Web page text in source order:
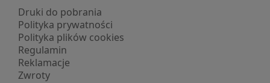
Druki do pobrania
Polityka prywatności
Polityka plików cookies
Regulamin
Reklamacje
Zwroty